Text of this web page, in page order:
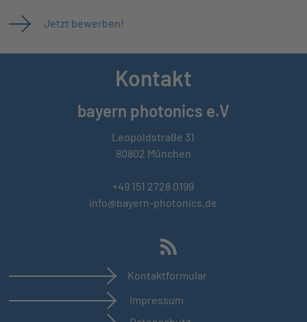
Jetzt bewerben!
Kontakt
bayern photonics e.V
Leopoldstraße 31
80802 München
+49 151 2728 0199
info@bayern-photonics.de
Kontaktformular
Impressum